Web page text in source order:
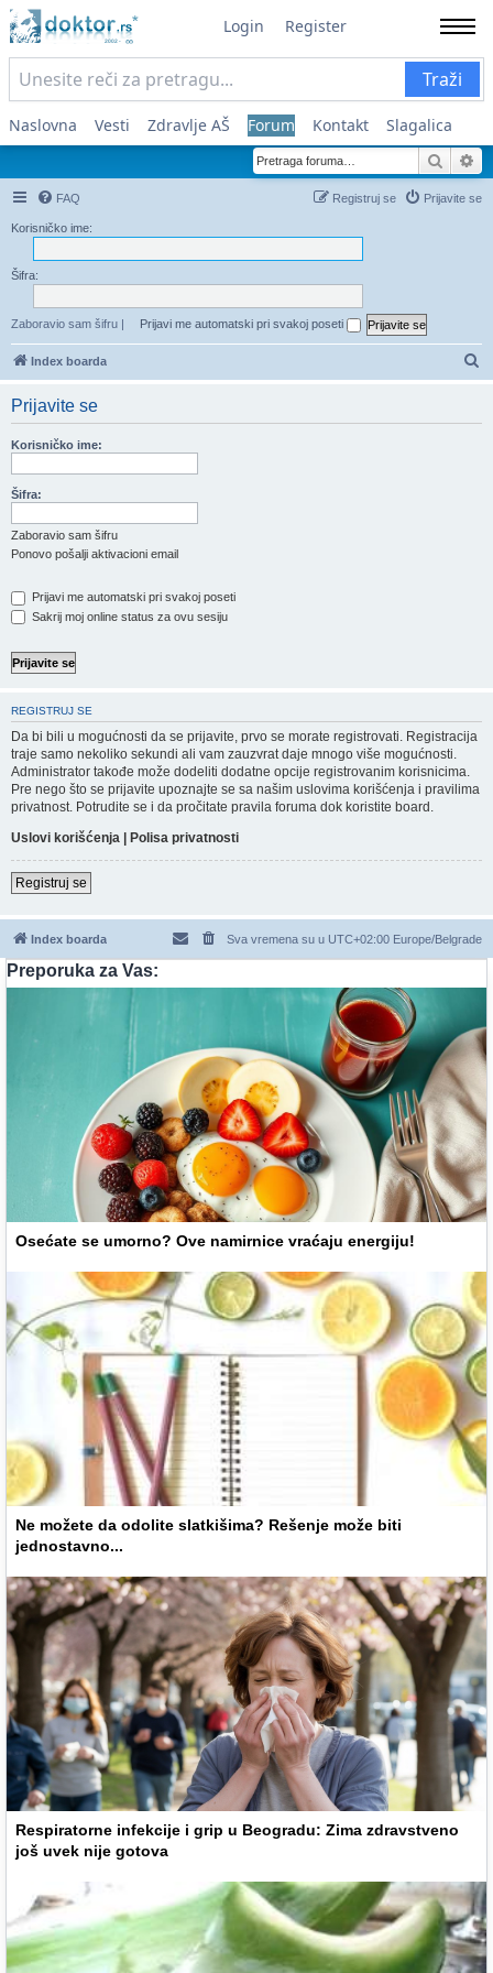
Login Register
Traži
Naslovna Vesti Zdravlje AŠ Forum Kontakt Slagalica
FAQ Prijavite se
Registruj se
Korisničko ime:
Šifra:
Zaboravio sam šifru | Prijavi me automatski pri svakoj poseti
Index boarda
Prijavite se
Korisničko ime:
Šifra:
Zaboravio sam šifru
Ponovo pošalji aktivacioni email
Prijavi me automatski pri svakoj poseti
Sakrij moj online status za ovu sesiju
REGISTRUJ SE
Da bi bili u mogućnosti da se prijavite, prvo se morate registrovati. Registracija
traje samo nekoliko sekundi ali vam zauzvrat daje mnogo više mogućnosti.
Administrator takođe može dodeliti dodatne opcije registrovanim korisnicima.
Pre nego što se prijavite upoznajte se sa našim uslovima korišćenja i pravilima
privatnost. Potrudite se i da pročitate pravila foruma dok koristite board.
Uslovi korišćenja
Polisa privatnosti
Registruj se
Index boarda Sva vremena su u UTC+02:00 Europe/Belgrade
Preporuka za Vas:
Osećate se umorno? Ove namirnice vraćaju energiju!
Ne možete da odolite slatkišima? Rešenje može biti
jednostavno...
Respiratorne infekcije i grip u Beogradu: Zima zdravstveno
još uvek nije gotova